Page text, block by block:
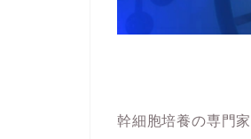
幹細胞培養の専門